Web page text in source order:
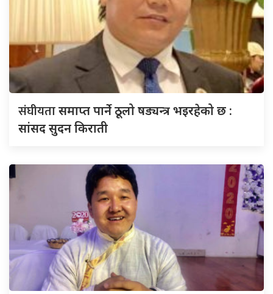
संघीयतासमाप्त पार्ने ठूलो षड्यन्त्र भइरहेको छ :
सांसद सुदन किराती